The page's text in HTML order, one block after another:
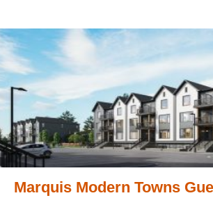
Marquis Modern Towns